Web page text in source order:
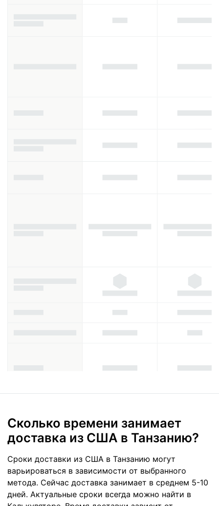
Сколько времени занимает
доставка из США в Танзанию?
Сроки доставки из США в Танзанию могут
варьироваться в зависимости от выбранного
метода. Сейчас доставка занимает в среднем 5-10
дней. Актуальные сроки всегда можно найти в